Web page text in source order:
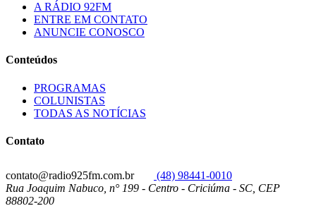
A RÁDIO 92FM
ENTRE EM CONTATO
ANUNCIE CONOSCO
Conteúdos
PROGRAMAS
COLUNISTAS
TODAS AS NOTÍCIAS
Contato
contato@radio925fm.com.br
(48) 98441-0010
Rua Joaquim Nabuco, n° 199 - Centro - Criciúma - SC, CEP
88802-200